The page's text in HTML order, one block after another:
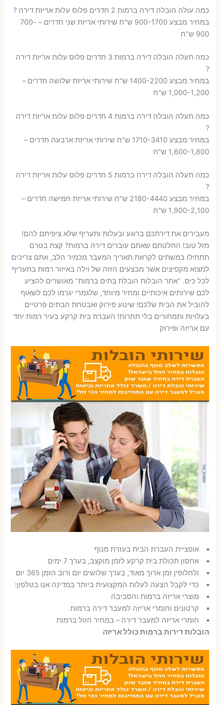
כמה עולה הובלה דירה ברמות 2 חדרים פלוס עלות אריזת דירה ?
במחיר מבצע 900-1700 ש"ח שירותי אריזת שני חדרים – 700-
900 ש"ח
כמה תעלה הובלה דירה ברמות 3 חדרים פלוס עלות אריזת דירה
?
במחיר מבצע 1400-2200 ש"ח שירותי אריזת שלושה חדרים –
1,000-1,200 ש"ח
כמה תעלה הובלה דירה ברמות 4 חדרים פלוס עלות אריזת דירה
?
במחיר מבצע 1710-3410 ש"ח שירותי אריזת ארבעה חדרים –
1,600-1,800 ש"ח
כמה תעלה הובלה דירה ברמות 5 חדרים פלוס עלות אריזת דירה
?
במחיר מבצע 2180-4440 ש"ח שירותי אריזת חמישה חדרים –
1,900-2,100 ש"ח
מעבירים את דירתכם ברוגע ובעלות ותעריף שלא ציפיתם להם!
מזל טוב! החלטתם שאתם עוברים דירה ברמות? קצת בטרם
תתחילו במשתים לקראת תאריך המעבר מכמיר הלב, אתם צריכים
למצוא מקפיצים אשר מבצעים הזזה של וילה באיזור רמות בתעריף
לכל כיס. “אתר הובלות הובלת בתים ברמות” מאושרים להציע
לכם שירותים איכותיים ומחיר מיוחד, שלגמרי יגרמו לכם לשאוף
להוביל את הבית שלכם! שינוע פירוק ואבטחת הבתים פרטיים
בעלויות ותמחורים בלי תחרות! העברת בית קרקע בעיר רמות יחד
עם אריזה ופירוק
אופציית העברת הבית בעזרת מנוף
אחסון תכולת בית קרקע לזמן מוקצב, בערך 7 ימים
ולחלופין זמן ארוך מאוד, בערך שלושים יום ורוב הזמן 365 יום
כדי לקבל הצעה לעלות המקצועית ביותר במדינה אנו בטלפון:
מוצרי אריזה ברמות והסביבה
קרטונים וחומרי אריזה למעבר דירה ברמות
חומרי אריזה למעבר דירה – במחיר הזול ברמות
הובלות דירות ברמות כולל אריזה